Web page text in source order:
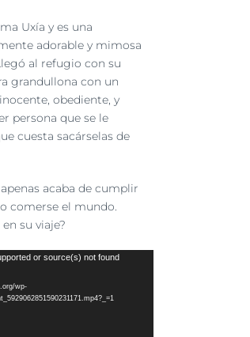
Uxía y es una
adorable y mimosa
al refugio con su
grandullona con un
obediente, y
persona que se le
cuesta sacárselas de
acaba de cumplir
comerse el mundo.
su viaje?
or source(s) not found
wp-